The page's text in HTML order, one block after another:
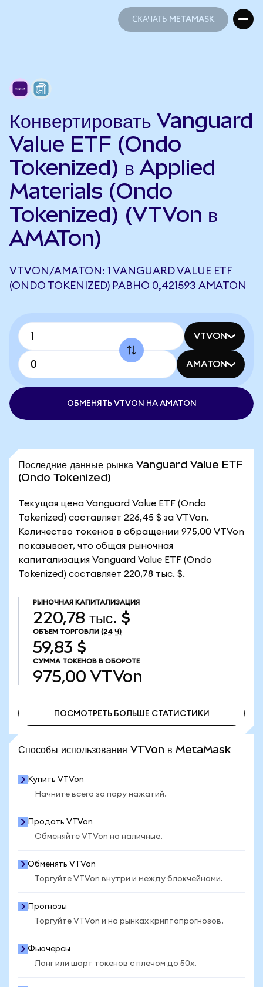
СКАЧАТЬ METAMASK
Конвертировать Vanguard
Value ETF (Ondo
Tokenized) в Applied
Materials (Ondo
Tokenized) (VTVon в
AMATon)
VTVON/AMATON: 1 VANGUARD VALUE ETF
(ONDO TOKENIZED) РАВНО 0,421593 AMATON
VTVON
AMATON
ОБМЕНЯТЬ VTVON НА AMATON
Последние данные рынка Vanguard Value ETF
(Ondo Tokenized)
Текущая цена Vanguard Value ETF (Ondo
Tokenized) составляет 226,45 $ за VTVon.
Количество токенов в обращении 975,00 VTVon
показывает, что общая рыночная
капитализация Vanguard Value ETF (Ondo
Tokenized) составляет 220,78 тыс. $.
РЫНОЧНАЯ КАПИТАЛИЗАЦИЯ
220,78 тыс. $
ОБЪЕМ ТОРГОВЛИ (24 Ч)
59,83 $
СУММА ТОКЕНОВ В ОБОРОТЕ
975,00 VTVon
ПОСМОТРЕТЬ БОЛЬШЕ СТАТИСТИКИ
Способы использования VTVon в MetaMask
Купить VTVon
Начните всего за пару нажатий.
Продать VTVon
Обменяйте VTVon на наличные.
Обменять VTVon
Торгуйте VTVon внутри и между блокчейнами.
Прогнозы
Торгуйте VTVon и на рынках криптопрогнозов.
Фьючерсы
Лонг или шорт токенов с плечом до 50x.